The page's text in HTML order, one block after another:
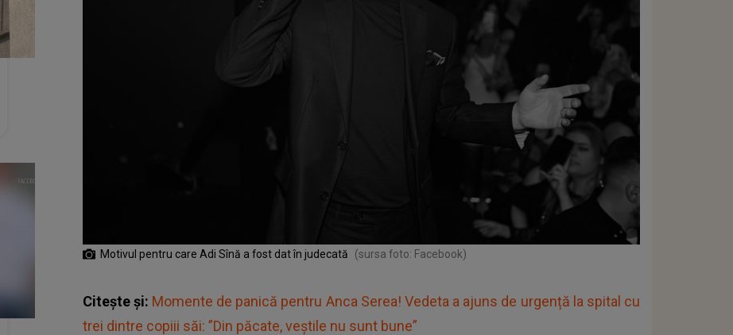
Motivul pentru care Adi Sînă a fost dat în judecată (sursa foto: Facebook)
Citește și: Momente de panică pentru Anca Serea! Vedeta a ajuns de urgență la spital cu
trei dintre copiii săi: ”Din păcate, veștile nu sunt bune”